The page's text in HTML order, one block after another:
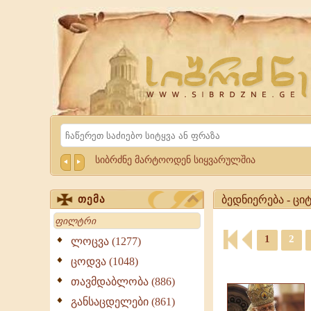
Website
Sibrdzne.ge
Search
სიბრძნე მარტოოდენ სიყვარულშია
თემა
Search
ლოცვა (1277)
ცოდვა (1048)
თავმდაბლობა (886)
განსაცდელები (861)
ბედნიერება -
ციტატები,
გამონათქვამები,
ციტატები
გამონათქვამები
1 2